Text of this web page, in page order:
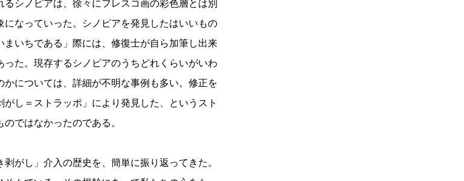
シノピアは、徐々にフレスコ画の彩色層とは別
なっていった。シノピアを発見したはいいもの
いちである」際には、修復士が自ら加筆し出来
た。現存するシノピアのうちどれくらいがいわ
については、詳細が不明な事例も多い。修正を
し＝ストラッポ」により発見した、というスト
ではなかったのである。
がし」介入の歴史を、簡単に振り返ってきた。